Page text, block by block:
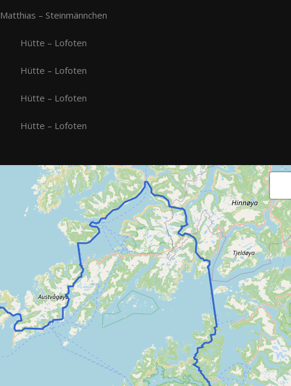
Matthias – Steinmännchen
Hütte – Lofoten
Hütte – Lofoten
Hütte – Lofoten
Hütte – Lofoten